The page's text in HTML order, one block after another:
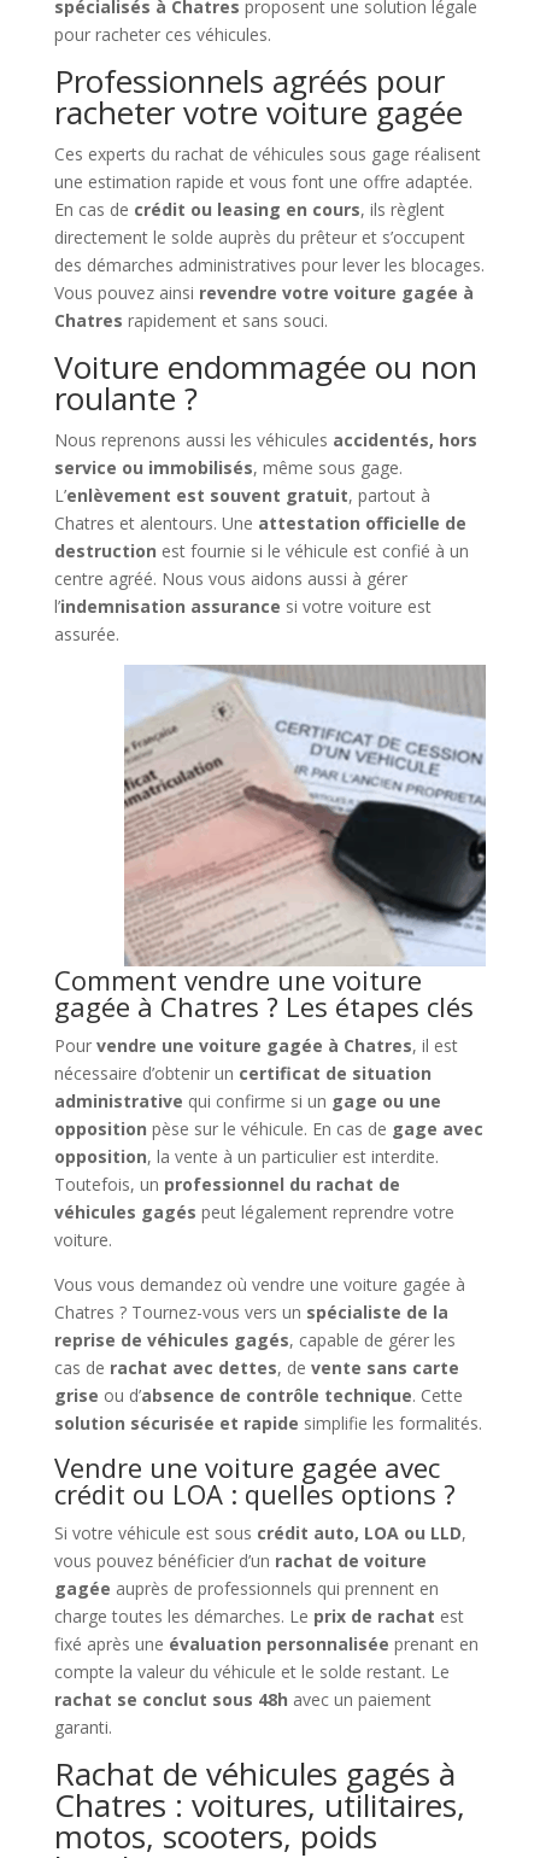
spécialisés à Chatres proposent une solution légale
pour racheter ces véhicules.
Professionnels agréés pour
racheter votre voiture gagée
Ces experts du rachat de véhicules sous gage réalisent
une estimation rapide et vous font une offre adaptée.
En cas de crédit ou leasing en cours, ils règlent
directement le solde auprès du prêteur et s’occupent
des démarches administratives pour lever les blocages.
Vous pouvez ainsi revendre votre voiture gagée à
Chatres rapidement et sans souci.
Voiture endommagée ou non
roulante ?
Nous reprenons aussi les véhicules accidentés, hors
service ou immobilisés, même sous gage.
L’enlèvement est souvent gratuit, partout à
Chatres et alentours. Une attestation officielle de
destruction est fournie si le véhicule est confié à un
centre agréé. Nous vous aidons aussi à gérer
l’indemnisation assurance si votre voiture est
assurée.
Comment vendre une voiture
gagée à Chatres ? Les étapes clés
Pour vendre une voiture gagée à Chatres, il est
nécessaire d’obtenir un certificat de situation
administrative qui confirme si un gage ou une
opposition pèse sur le véhicule. En cas de gage avec
opposition, la vente à un particulier est interdite.
Toutefois, un professionnel du rachat de
véhicules gagés peut légalement reprendre votre
voiture.
Vous vous demandez où vendre une voiture gagée à
Chatres ? Tournez-vous vers un spécialiste de la
reprise de véhicules gagés, capable de gérer les
cas de rachat avec dettes, de vente sans carte
grise ou d’absence de contrôle technique. Cette
solution sécurisée et rapide simplifie les formalités.
Vendre une voiture gagée avec
crédit ou LOA : quelles options ?
Si votre véhicule est sous crédit auto, LOA ou LLD,
vous pouvez bénéficier d’un rachat de voiture
gagée auprès de professionnels qui prennent en
charge toutes les démarches. Le prix de rachat est
fixé après une évaluation personnalisée prenant en
compte la valeur du véhicule et le solde restant. Le
rachat se conclut sous 48h avec un paiement
garanti.
Rachat de véhicules gagés à
Chatres : voitures, utilitaires,
motos, scooters, poids